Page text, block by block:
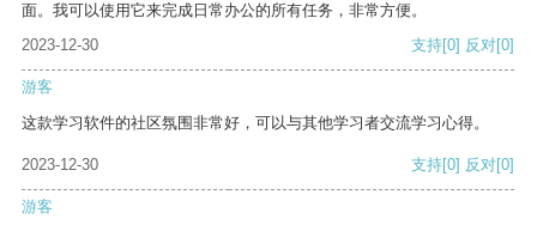
面。我可以使用它来完成日常办公的所有任务，非常方便。
2023-12-30
支持[0] 反对[0]
游客
这款学习软件的社区氛围非常好，可以与其他学习者交流学习心得。
2023-12-30 支持[0] 反对[0]
游客